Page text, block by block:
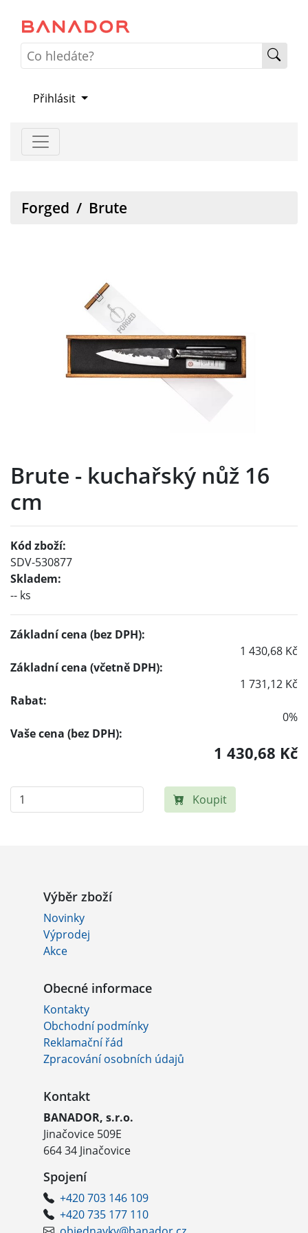
Přihlásit
Forged / Brute
Brute - kuchařský nůž 16
cm
Kód zboží:
SDV-530877
Skladem:
-- ks
Základní cena (bez DPH):
1 430,68 Kč
Základní cena (včetně DPH):
1 731,12 Kč
Rabat:
0%
Vaše cena (bez DPH):
1 430,68 Kč
Koupit
Výběr zboží
Novinky
Výprodej
Akce
Obecné informace
Kontakty
Obchodní podmínky
Reklamační řád
Zpracování osobních údajů
Kontakt
BANADOR, s.r.o.
Jinačovice 509E
664 34 Jinačovice
Spojení
+420 703 146 109
+420 735 177 110